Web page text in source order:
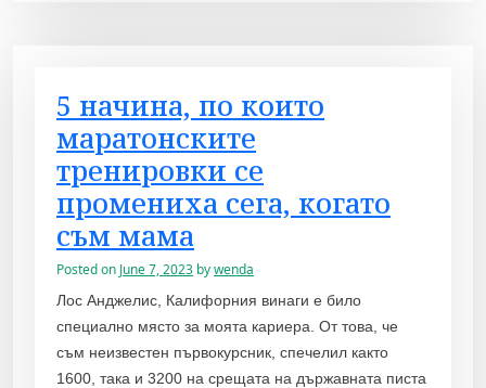
5 начина, по които
маратонските
тренировки се
промениха сега, когато
съм мама
Posted on June 7, 2023 bywenda
Лос Анджелис, Калифорния винаги е било
специално място за моята кариера. От това, че
съм неизвестен първокурсник, спечелил както
1600, така и 3200 на срещата на държавната писта